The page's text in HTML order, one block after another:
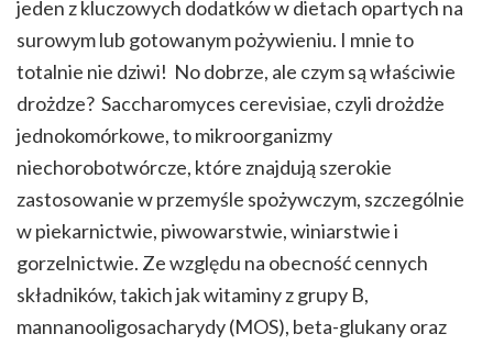
jeden z kluczowych dodatków w dietach opartych na
surowym lub gotowanym pożywieniu. I mnie to
totalnie nie dziwi! No dobrze, ale czym są właściwie
drożdze? Saccharomyces cerevisiae, czyli drożdże
jednokomórkowe, to mikroorganizmy
niechorobotwórcze, które znajdują szerokie
zastosowanie w przemyśle spożywczym, szczególnie
w piekarnictwie, piwowarstwie, winiarstwie i
gorzelnictwie. Ze względu na obecność cennych
składników, takich jak witaminy z grupy B,
mannanooligosacharydy (MOS), beta-glukany oraz